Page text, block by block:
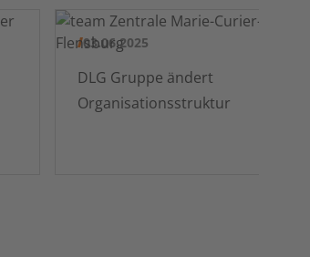
03.06.2025
DLG Gruppe ändert
Organisationsstruktur